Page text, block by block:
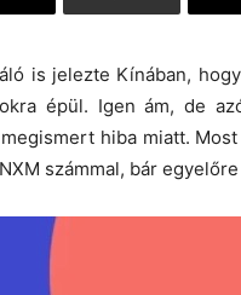
is jelezte Kínában,
épül. Igen ám, de
hiba miatt.
számmal, bár